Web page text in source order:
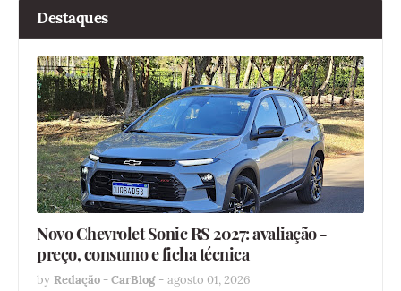
Destaques
Novo Chevrolet Sonic RS 2027: avaliação -
preço, consumo e ficha técnica
by Redação - CarBlog - agosto 01, 2026